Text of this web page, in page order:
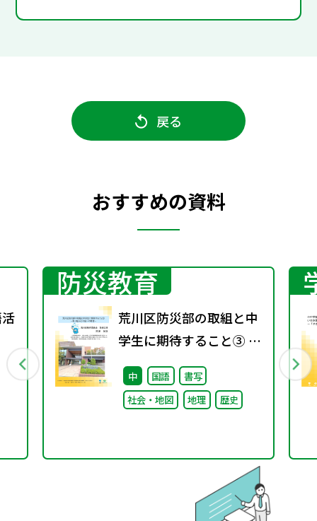
戻る
おすすめの資料
防災教育
荒川区防災部の取組と中
学生に期待すること③ ～
取り組みと今後への期待
～
中 国語
書写
社会・地図
地理 歴史